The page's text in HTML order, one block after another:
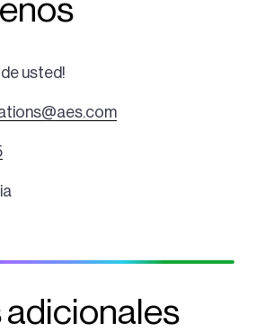
usted!